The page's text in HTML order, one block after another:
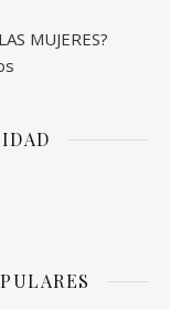
MUJERES?